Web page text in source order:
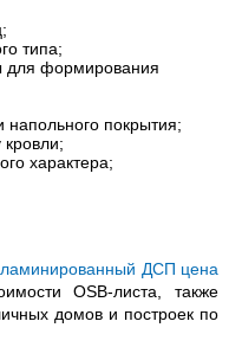
типа;
для формирования
напольного покрытия;
кровли;
характера;
ламинированный ДСП цена
OSB-листа, также
домов и построек по